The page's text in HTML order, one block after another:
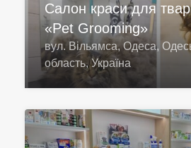
Салон краси для
«Pet Grooming»
вул. Вільямса, Одеса,
область, Україна